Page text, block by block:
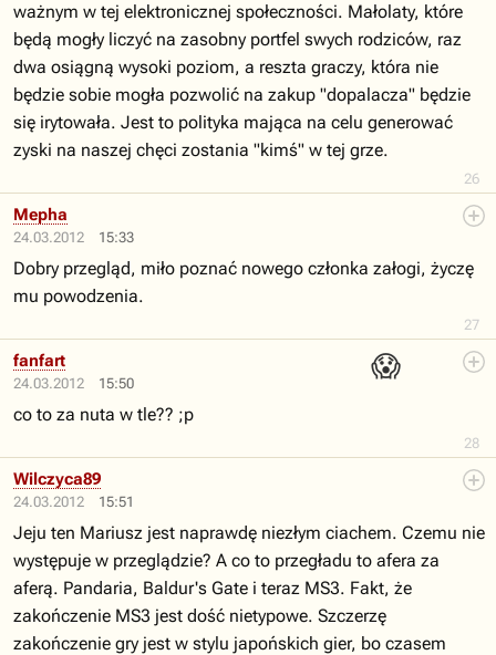
26
ważnym w tej elektronicznej społeczności. Małolaty, które
będą mogły liczyć na zasobny portfel swych rodziców, raz
dwa osiągną wysoki poziom, a reszta graczy, która nie
będzie sobie mogła pozwolić na zakup "dopalacza" będzie
się irytowała. Jest to polityka mająca na celu generować
zyski na naszej chęci zostania "kimś" w tej grze.
24.03.2012 15:33
27
Mepha
Dobry przegląd, miło poznać nowego członka załogi, życzę
mu powodzenia.
24.03.2012 15:50
😱
28
fanfart
co to za nuta w tle?? ;p
24.03.2012 15:51
Wilczyca89
Jeju ten Mariusz jest naprawdę niezłym ciachem. Czemu nie
występuje w przeglądzie? A co to przegładu to afera za
aferą. Pandaria, Baldur's Gate i teraz MS3. Fakt, że
zakończenie MS3 jest dość nietypowe. Szczerzę
zakończenie gry jest w stylu japońskich gier, bo czasem